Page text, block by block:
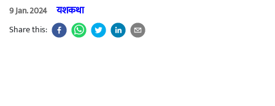
9 Jan. 2024 यशकथा
Share this: